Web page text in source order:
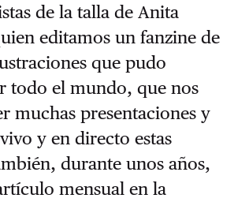
de la talla de Anita
editamos un fanzine de
que pudo
todo el mundo, que nos
muchas presentaciones y
y en directo estas
durante unos años,
mensual en la